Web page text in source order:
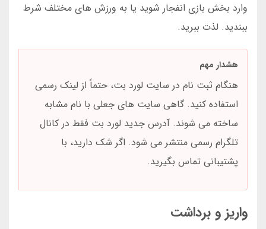
وارد بخش بازی انفجار شوید یا به ورزش های مختلف شرط
ببندید. لذت ببرید.
هشدار مهم
هنگام ثبت نام در سایت لورد بت، حتماً از لینک رسمی
استفاده کنید. گاهی سایت های جعلی با نام مشابه
ساخته می شوند. آدرس جدید لورد بت فقط در کانال
تلگرام رسمی منتشر می شود. اگر شک دارید، با
پشتیبانی تماس بگیرید.
واریز و برداشت